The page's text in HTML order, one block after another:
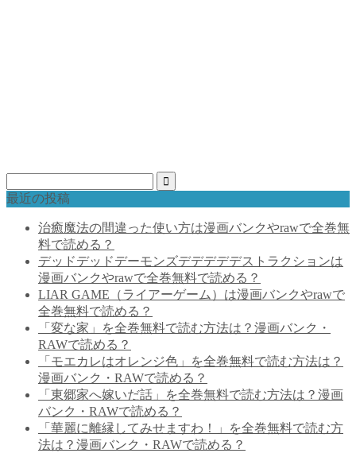
最近の投稿
治癒魔法の間違った使い方は漫画バンクやrawで全巻無
料で読める？
デッドデッドデーモンズデデデデデストラクションは
漫画バンクやrawで全巻無料で読める？
LIAR GAME（ライアーゲーム）は漫画バンクやrawで
全巻無料で読める？
「変な家」を全巻無料で読む方法は？漫画バンク・
RAWで読める？
「モエカレはオレンジ色」を全巻無料で読む方法は？
漫画バンク・RAWで読める？
「東郷家へ嫁いだ話」を全巻無料で読む方法は？漫画
バンク・RAWで読める？
「華麗に離縁してみせますわ！」を全巻無料で読む方
法は？漫画バンク・RAWで読める？